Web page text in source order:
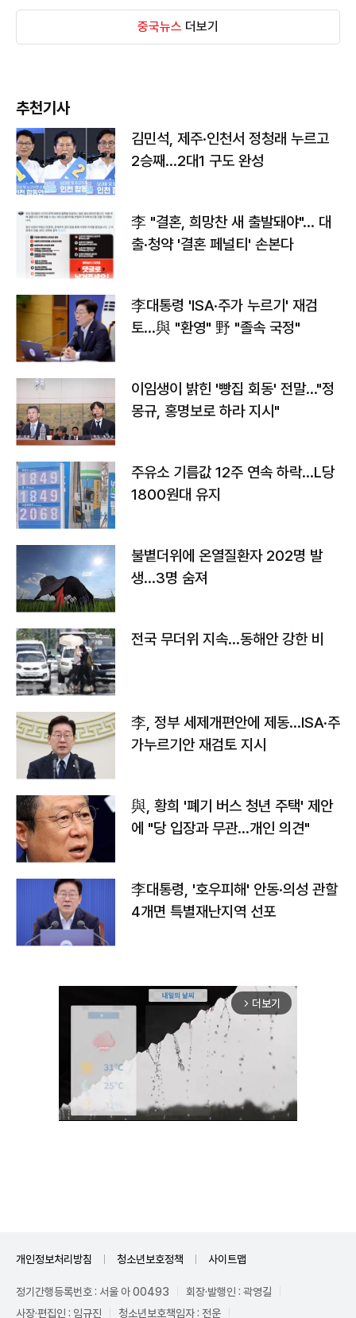
중국뉴스 더보기
추천기사
김민석, 제주·인천서 정청래 누르고
2승째…2대1 구도 완성
李 "결혼, 희망찬 새 출발돼야"… 대
출·청약 '결혼 페널티' 손본다
李대통령 'ISA·주가 누르기' 재검
토…與 "환영" 野 "졸속 국정"
이임생이 밝힌 '빵집 회동' 전말…"정
몽규, 홍명보로 하라 지시"
주유소 기름값 12주 연속 하락…L당
1800원대 유지
불볕더위에 온열질환자 202명 발
생…3명 숨져
전국 무더위 지속…동해안 강한 비
李, 정부 세제개편안에 제동…ISA·주
가누르기안 재검토 지시
與, 황희 '폐기 버스 청년 주택' 제안
에 "당 입장과 무관…개인 의견"
李대통령, '호우피해' 안동·의성 관할
4개면 특별재난지역 선포
arrow_forward_ios 더보기
개인정보처리방침 청소년보호정책 사이트맵
정기간행등록번호 : 서울 아 00493
회장·발행인 : 곽영길
사장·편집인 : 임규진
청소년보호책임자 : 전운